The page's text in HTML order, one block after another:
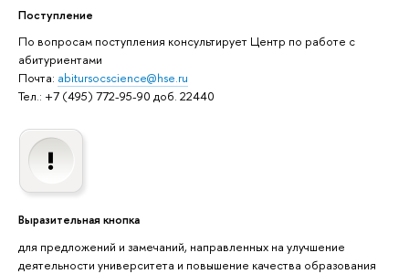
Поступление
По вопросам поступления консультирует Центр по работе с
абитуриентами
Почта: abitursocscience@hse.ru
Тел.: +7 (495) 772-95-90 доб. 22440
Выразительная кнопка
для предложений и замечаний, направленных на улучшение
деятельности университета и повышение качества образования